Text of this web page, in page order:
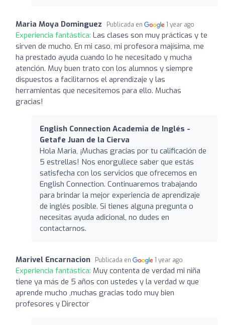
Maria Moya Dominguez Publicada en 1 year ago
Experiencia fantástica: Las clases son muy prácticas y te
sirven de mucho. En mi caso, mi profesora majísima, me
ha prestado ayuda cuando lo he necesitado y mucha
atención. Muy buen trato con los alumnos y siempre
dispuestos a facilitarnos el aprendizaje y las
herramientas que necesitemos para ello. Muchas
gracias!
English Connection Academia de Inglés -
Getafe Juan de la Cierva
Hola Maria, ¡Muchas gracias por tu calificación de
5 estrellas! Nos enorgullece saber que estás
satisfecha con los servicios que ofrecemos en
English Connection. Continuaremos trabajando
para brindar la mejor experiencia de aprendizaje
de inglés posible. Si tienes alguna pregunta o
necesitas ayuda adicional, no dudes en
contactarnos.
Marivel Encarnacion Publicada en 1 year ago
Experiencia fantástica: Muy contenta de verdad mi niña
tiene ya más de 5 años con ustedes y la verdad w que
aprende mucho ,muchas gracias todo muy bien
profesores y Director